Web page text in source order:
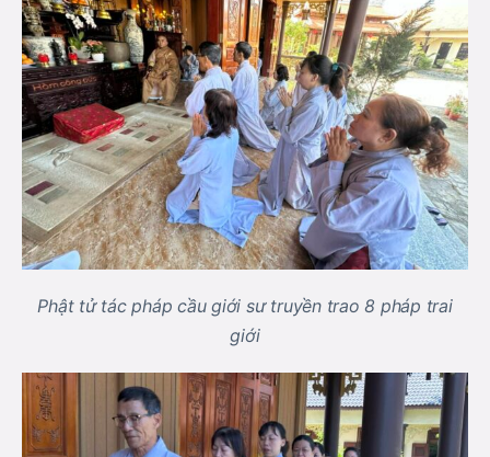
Phật tử tác pháp cầu giới sư truyền trao 8 pháp trai
giới